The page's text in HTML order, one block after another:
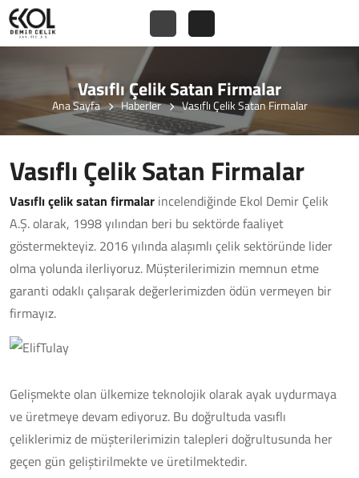
Vasıflı Çelik Satan Firmalar
Ana Sayfa Haberler Vasıflı Çelik Satan Firmalar
Vasıflı Çelik Satan Firmalar
Vasıflı çelik satan firmalar incelendiğinde Ekol Demir Çelik
A.Ş. olarak, 1998 yılından beri bu sektörde faaliyet
göstermekteyiz. 2016 yılında alaşımlı çelik sektöründe lider
olma yolunda ilerliyoruz. Müşterilerimizin memnun etme
garanti odaklı çalışarak değerlerimizden ödün vermeyen bir
firmayız.
Gelişmekte olan ülkemize teknolojik olarak ayak uydurmaya
ve üretmeye devam ediyoruz. Bu doğrultuda vasıflı
çeliklerimiz de müşterilerimizin talepleri doğrultusunda her
geçen gün geliştirilmekte ve üretilmektedir.